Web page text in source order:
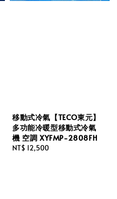
移動式冷氣【TECO東元】
多功能冷暖型移動式冷氣
機 空調 XYFMP-2808FH
Regular
NT$ 12,500